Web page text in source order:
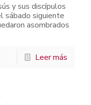
y sus discípulos
sábado siguiente
asombrados
Leer más